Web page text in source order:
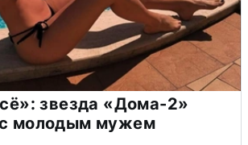
звезда «Дома-2»
с молодым мужем